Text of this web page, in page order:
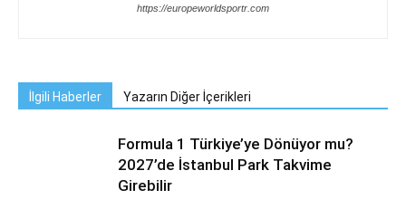
https://europeworldsportr.com
İlgili Haberler Yazarın Diğer İçerikleri
Formula 1 Türkiye’ye Dönüyor mu?
2027’de İstanbul Park Takvime
Girebilir